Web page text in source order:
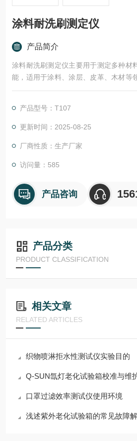
涂料耐洗刷测定仪
产品简介
涂料耐洗刷测定仪主要用于测定多种材
能，适用于涂料、涂层、皮革、木材等
器具有大屏幕LCD触屏操作、中英文语
材料耐久性的重要工具。
产品型号：T107
更新时间：2025-08-25
厂商性质：生产厂家
访问量：585
产品咨询
产品分类
PRODUCT CLASSIFICATION
相关文章
RELATED ARTICLES
织物喷淋拒水性测试仪实验目的
Q-SUN氙灯老化试验箱校准与维
口罩过滤效率测试仪使用环境
浅述紫外老化试验箱的常见故障